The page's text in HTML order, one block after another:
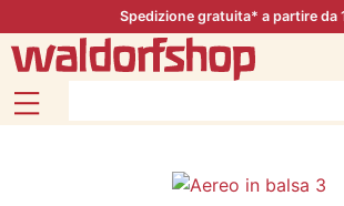
Spedizione gratuita* a partire da